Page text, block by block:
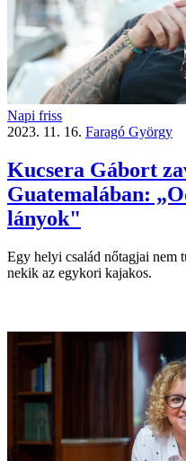
Napi friss
2023. 11. 16. Faragó György
Kucsera Gábort
Guatemalában:
lányok"
Egy helyi család nőtagjai nem
nekik az egykori kajakos.